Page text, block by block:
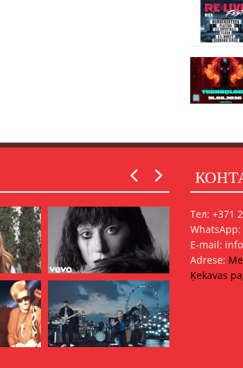
Тел: +371
WhatsApp:
E-mail:
Adrese:
Ķekavas